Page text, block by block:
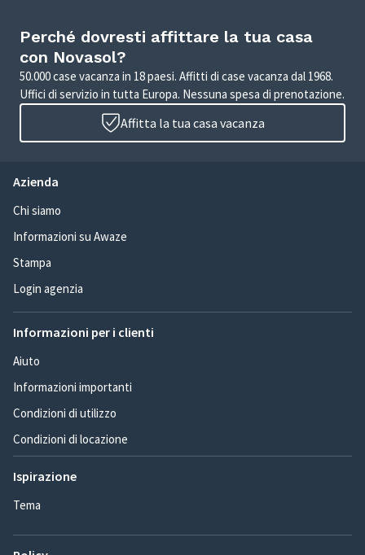
Perché dovresti affittare la tua casa
con Novasol?
50.000 case vacanza in 18 paesi. Affitti di case vacanza dal 1968.
Uffici di servizio in tutta Europa. Nessuna spesa di prenotazione.
Affitta la tua casa vacanza
Azienda
Chi siamo
Informazioni su Awaze
Stampa
Login agenzia
Informazioni per i clienti
Aiuto
Informazioni importanti
Condizioni di utilizzo
Condizioni di locazione
Ispirazione
Tema